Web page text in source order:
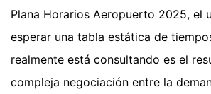
Plana Horarios Aeropuerto 2025, el
esperar una tabla estática de
realmente está consultando es el
compleja negociación entre la